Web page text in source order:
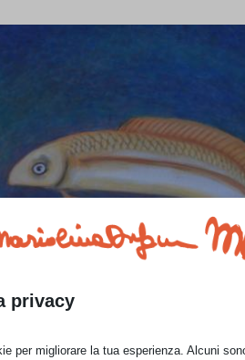
privacy
per migliorare la tua esperienza. Alcuni